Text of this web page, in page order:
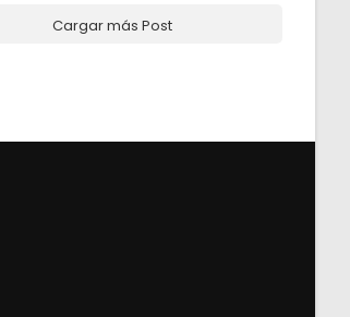
Cargar más Post